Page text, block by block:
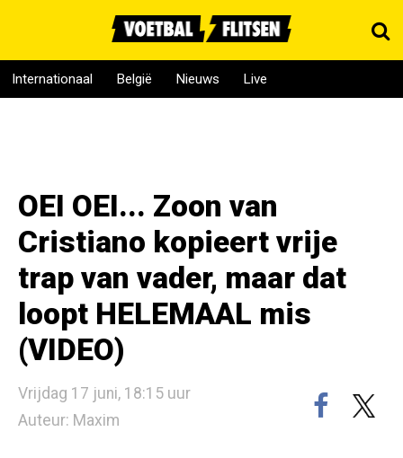
Internationaal België Nieuws Live
OEI OEI... Zoon van
Cristiano kopieert vrije
trap van vader, maar dat
loopt HELEMAAL mis
(VIDEO)
Vrijdag 17 juni, 18:15 uur
Auteur: Maxim